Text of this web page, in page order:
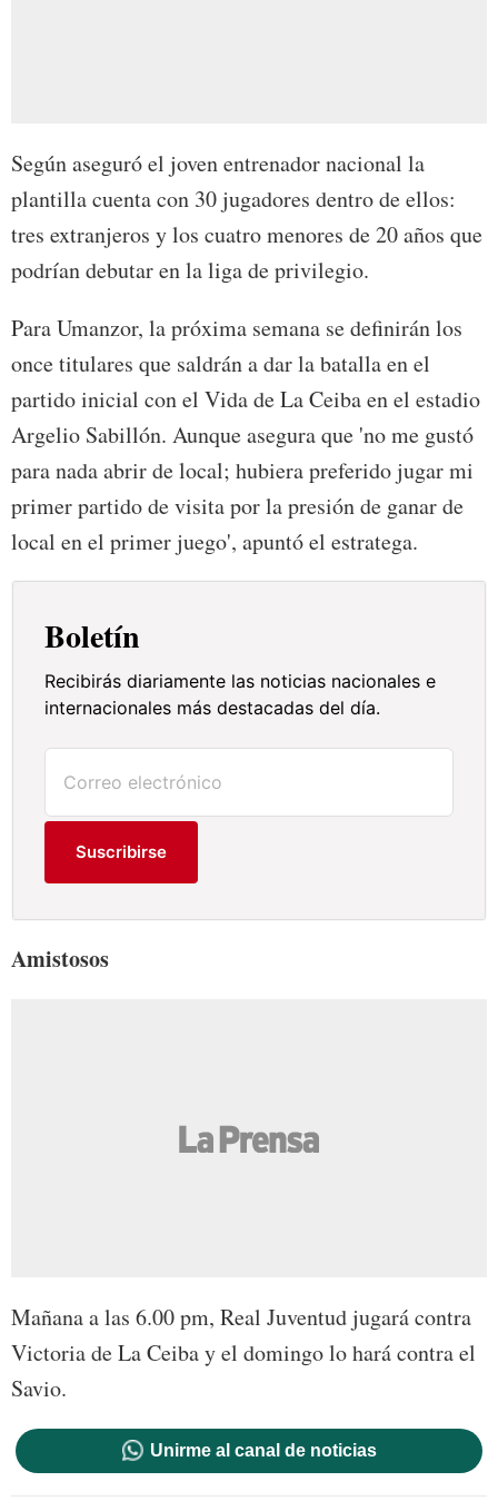
Según aseguró el joven entrenador nacional la
plantilla cuenta con 30 jugadores dentro de ellos:
tres extranjeros y los cuatro menores de 20 años que
podrían debutar en la liga de privilegio.
Para Umanzor, la próxima semana se definirán los
once titulares que saldrán a dar la batalla en el
partido inicial con el Vida de La Ceiba en el estadio
Argelio Sabillón. Aunque asegura que 'no me gustó
para nada abrir de local; hubiera preferido jugar mi
primer partido de visita por la presión de ganar de
local en el primer juego', apuntó el estratega.
Boletín
Recibirás diariamente las noticias nacionales e
internacionales más destacadas del día.
Suscribirse
Amistosos
Mañana a las 6.00 pm, Real Juventud jugará contra
Victoria de La Ceiba y el domingo lo hará contra el
Savio.
Unirme al canal de noticias